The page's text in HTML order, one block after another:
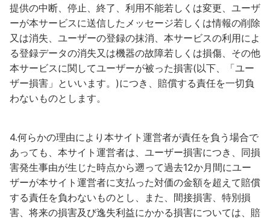
提供の中断、停止、終了、利用不能若しくは変更、ユーザ
ーが本サービスに送信したメッセージ若しくは情報の削除
又は消失、ユーザーの登録の抹消、本サービスの利用によ
る登録データの消失又は機器の故障若しくは損傷、その他
本サービスに関してユーザーが被った損害(以下、「ユー
ザー損害」といいます。)につき、賠償する責任を一切負
わないものとします。
4.何らかの理由により本サイト運営者が責任を負う場合で
あっても、本サイト運営者は、ユーザー損害につき、同損
害発生事由が生じた時点から遡って過去12か月間にユー
ザーが本サイト運営者に支払った対価の金額を超えて賠償
する責任を負わないものとし、また、間接損害、特別損
害、将来の損害及び逸失利益にかかる損害については、賠